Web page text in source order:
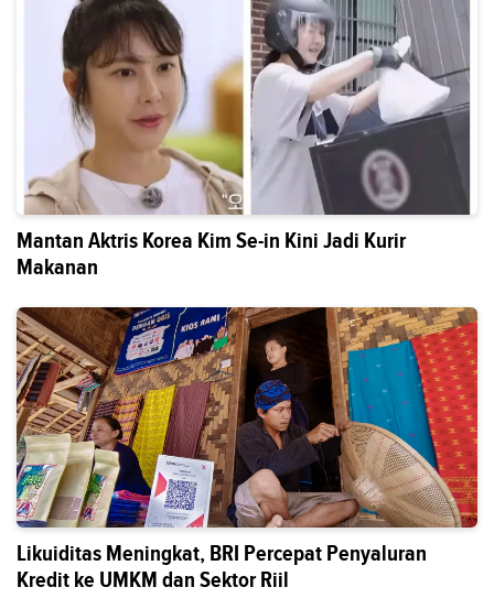
Mantan Aktris Korea Kim Se-in Kini Jadi Kurir
Makanan
Likuiditas Meningkat, BRI Percepat Penyaluran
Kredit ke UMKM dan Sektor Riil